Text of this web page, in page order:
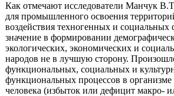
Как отмечают исследователи Манчук
для промышленного освоения
воздействия техногенных и
значение в формировании
экологических, экономических и
народов не в лучшую сторону.
функциональных, социальных и
функциональных процессов в
человека (избыток или дефицит макро-